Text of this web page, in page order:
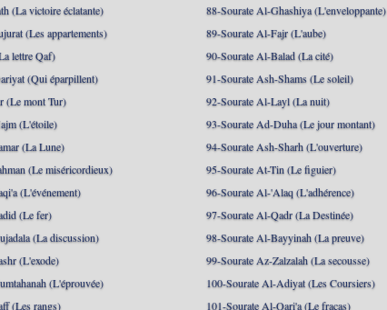
(La victoire éclatante)
(Les appartements)
lettre Qaf)
(Qui éparpillent)
(Le mont Tur)
(L'étoile)
(La Lune)
(Le miséricordieux)
(L'événement)
(Le fer)
(La discussion)
(L'exode)
(L'éprouvée)
(Les rangs)
88-Sourate Al-Ghashiya (L'enveloppante)
89-Sourate Al-Fajr (L'aube)
90-Sourate Al-Balad (La cité)
91-Sourate Ash-Shams (Le soleil)
92-Sourate Al-Layl (La nuit)
93-Sourate Ad-Duha (Le jour montant)
94-Sourate Ash-Sharh (L'ouverture)
95-Sourate At-Tin (Le figuier)
96-Sourate Al-'Alaq (L'adhérence)
97-Sourate Al-Qadr (La Destinée)
98-Sourate Al-Bayyinah (La preuve)
99-Sourate Az-Zalzalah (La secousse)
100-Sourate Al-Adiyat (Les Coursiers)
101-Sourate Al-Qari'a (Le fracas)